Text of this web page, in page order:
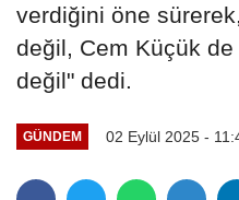
verdiğini öne
değil, Cem Küçük de
değil" dedi.
GÜNDEM 02 Eylül 2025 -